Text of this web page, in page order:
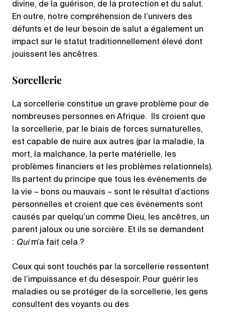
divine, de la guérison, de la protection et du salut.
En outre, notre compréhension de l’univers des
défunts et de leur besoin de salut a également un
impact sur le statut traditionnellement élevé dont
jouissent les ancêtres.
Sorcellerie
La sorcellerie constitue un grave problème pour de
nombreuses personnes en Afrique. Ils croient que
la sorcellerie, par le biais de forces surnaturelles,
est capable de nuire aux autres (par la maladie, la
mort, la malchance, la perte matérielle, les
problèmes financiers et les problèmes relationnels).
Ils partent du principe que tous les événements de
la vie – bons ou mauvais – sont le résultat d’actions
personnelles et croient que ces événements sont
causés par quelqu’un comme Dieu, les ancêtres, un
parent jaloux ou une sorcière. Et ils se demandent
: Quim’a fait cela ?
Ceux qui sont touchés par la sorcellerie ressentent
de l’impuissance et du désespoir. Pour guérir les
maladies ou se protéger de la sorcellerie, les gens
consultent des voyants ou des